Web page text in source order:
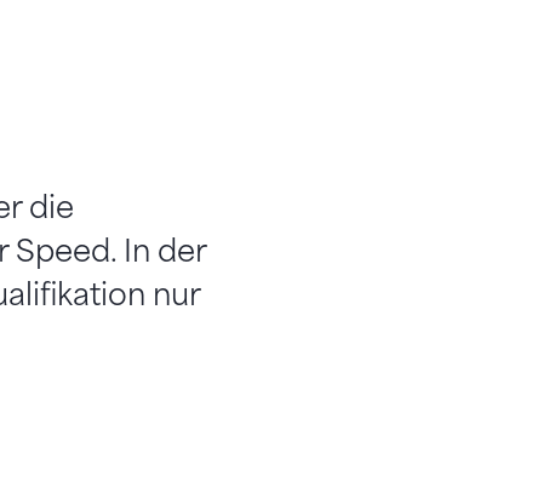
die
Speed. In der
nur